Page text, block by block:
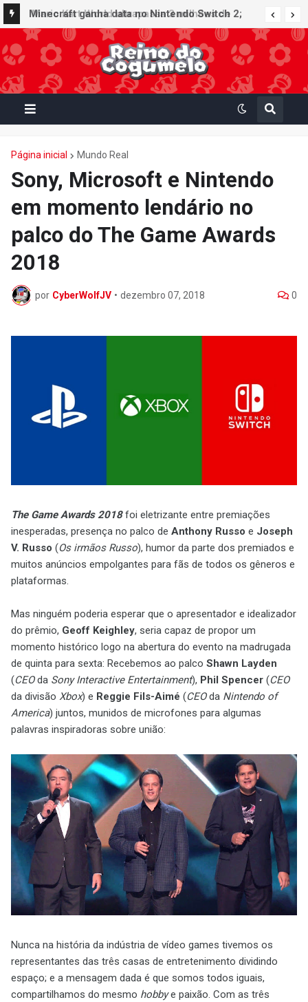
Minecraft ganha data no Nintendo Switch 2;
Super Mario Mash-Up receberá atualização
gráfica exclusiva
Página inicial Mundo Real
Sony, Microsoft e Nintendo
em momento lendário no
palco do The Game Awards
2018
por CyberWolfJV • dezembro 07, 2018 0
The Game Awards 2018foi eletrizante entre premiações
inesperadas, presença no palco de Anthony Russo e Joseph
V. Russo (Os irmãos Russo), humor da parte dos premiados e
muitos anúncios empolgantes para fãs de todos os gêneros e
plataformas.
Mas ninguém poderia esperar que o apresentador e idealizador
do prêmio, Geoff Keighley, seria capaz de propor um
momento histórico logo na abertura do evento na madrugada
de quinta para sexta: Recebemos ao palco Shawn Layden
(CEOda Sony Interactive Entertainment), Phil Spencer (CEO
da divisão Xbox) e Reggie Fils-Aimé (CEOda Nintendo of
America) juntos, munidos de microfones para algumas
palavras inspiradoras sobre união:
Nunca na história da indústria de vídeo games tivemos os
representantes das três casas de entretenimento dividindo
espaço; e a mensagem dada é que somos todos iguais,
compartilhamos do mesmo hobbye paixão. Com as três